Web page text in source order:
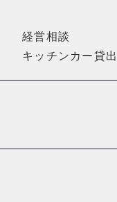
経営相談
キッチンカー貸出